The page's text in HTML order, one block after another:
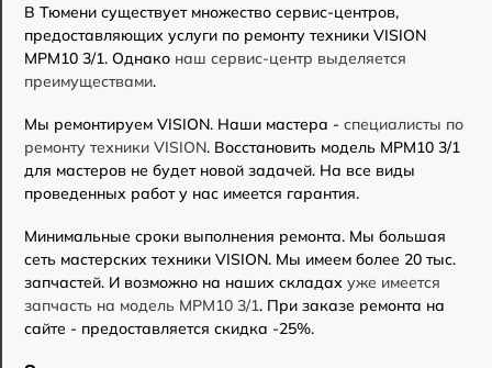
В Тюмени существует множество сервис-центров,
предоставляющих услуги по ремонту техники VISION
MPM10 3/1. Однако наш сервис-центр выделяется
преимуществами.
Мы ремонтируем VISION. Наши мастера - специалисты по
ремонту техники VISION. Восстановить модель MPM10 3/1
для мастеров не будет новой задачей. На все виды
проведенных работ у нас имеется гарантия.
Минимальные сроки выполнения ремонта. Мы большая
сеть мастерских техники VISION. Мы имеем более 20 тыс.
запчастей. И возможно на наших складах уже имеется
запчасть на модель MPM10 3/1. При заказе ремонта на
сайте - предоставляется скидка -25%.